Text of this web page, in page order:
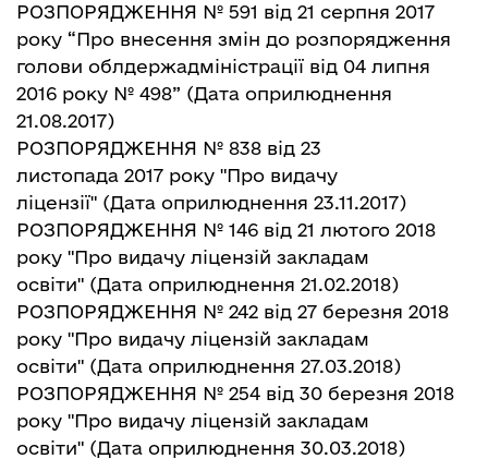
РОЗПОРЯДЖЕННЯ № 591 від 21 серпня 2017
року “Про внесення змін до розпорядження
голови облдержадміністрації від 04 липня
2016 року № 498” (Дата оприлюднення
21.08.2017)
РОЗПОРЯДЖЕННЯ № 838 від 23
листопада 2017 року "Про видачу
ліцензії" (Дата оприлюднення 23.11.2017)
РОЗПОРЯДЖЕННЯ № 146 від 21 лютого 2018
року "Про видачу ліцензій закладам
освіти" (Дата оприлюднення 21.02.2018)
РОЗПОРЯДЖЕННЯ № 242 від 27 березня 2018
року "Про видачу ліцензій закладам
освіти" (Дата оприлюднення 27.03.2018)
РОЗПОРЯДЖЕННЯ № 254 від 30 березня 2018
року "Про видачу ліцензій закладам
освіти" (Дата оприлюднення 30.03.2018)